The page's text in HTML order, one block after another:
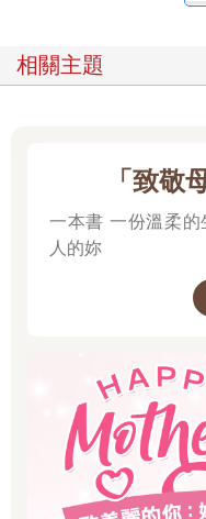
相關主題
「致敬
一本書 一份溫柔的
人的妳